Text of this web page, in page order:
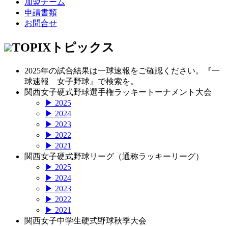
申請書類
お問合せ
TOPIX トピックス
2025年の試合結果は一球速報をご確認ください。『一
球速報 女子野球』で検索を。
関西女子硬式野球選手権ラッキートーナメント大会
▶ 2025
▶ 2024
▶ 2023
▶ 2022
▶ 2021
関西女子硬式野球リーグ（通称ラッキーリーグ）
▶ 2025
▶ 2024
▶ 2023
▶ 2022
▶ 2021
関西女子中学生硬式野球秋季大会